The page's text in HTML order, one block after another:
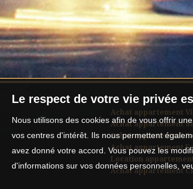
Achat appartement
Achat appartement
Achat appartement
Achat appartement
Location
Achat appartement
Le respect de votre vie privée
Nous utilisons des cookies afin de vous offrir
vos centres d'intérêt. Ils nous permettent
avez donné votre accord. Vous pouvez les
d'informations sur vos données personnelles,